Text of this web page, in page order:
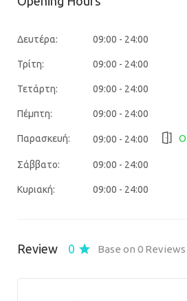
Δευτέρα: 09:00 - 24:00
Τρίτη: 09:00 - 24:00
Τετάρτη: 09:00 - 24:00
Πέμπτη: 09:00 - 24:00
Παρασκευή: 09:00 - 24:00
Σάββατο: 09:00 - 24:00
Κυριακή: 09:00 - 24:00
Review 0 Base on 0 Reviews